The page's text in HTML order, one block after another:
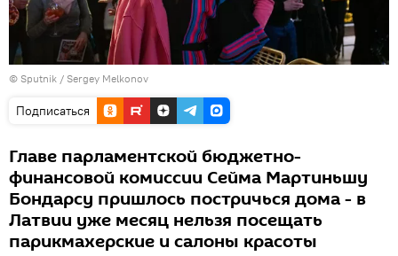
© Sputnik / Sergey Melkonov
Подписаться
Главе парламентской бюджетно-
финансовой комиссии Сейма Мартиньшу
Бондарсу пришлось постричься дома - в
Латвии уже месяц нельзя посещать
парикмахерские и салоны красоты